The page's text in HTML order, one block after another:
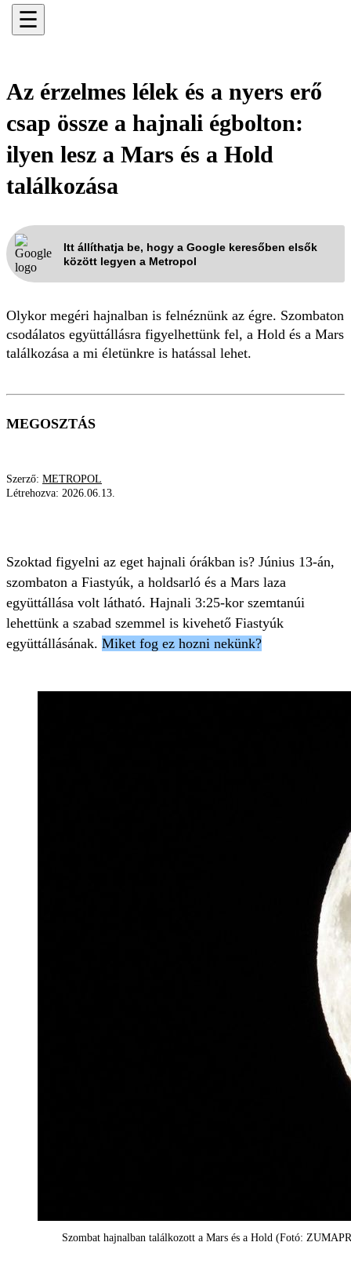
☰
Az érzelmes lélek és a nyers erő
csap össze a hajnali égbolton:
ilyen lesz a Mars és a Hold
találkozása
Itt állíthatja be, hogy a Google keresőben elsők
között legyen a Metropol
Olykor megéri hajnalban is felnéznünk az égre. Szombaton
csodálatos együttállásra figyelhettünk fel, a Hold és a Mars
találkozása a mi életünkre is hatással lehet.
MEGOSZTÁS
Szerző: METROPOL
Létrehozva: 2026.06.13.
Szoktad figyelni az eget hajnali órákban is? Június 13-án,
szombaton a Fiastyúk, a holdsarló és a Mars laza
együttállása volt látható. Hajnali 3:25-kor szemtanúi
lehettünk a szabad szemmel is kivehető Fiastyúk
együttállásának. Miket fog ez hozni nekünk?
Szombat hajnalban találkozott a Mars és a Hold (Fotó: